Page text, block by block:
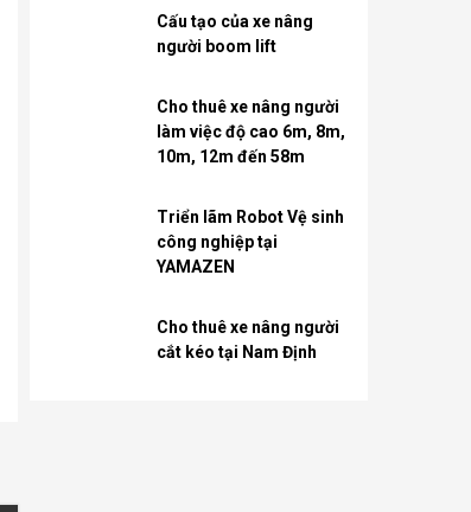
Cấu tạo của xe nâng
người boom lift
Cho thuê xe nâng người
làm việc độ cao 6m, 8m,
10m, 12m đến 58m
Triển lãm Robot Vệ sinh
công nghiệp tại
YAMAZEN
Cho thuê xe nâng người
cắt kéo tại Nam Định